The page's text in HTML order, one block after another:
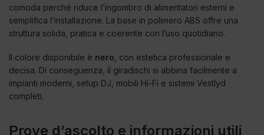
comoda perché riduce l’ingombro di alimentatori esterni e
semplifica l’installazione. La base in polimero ABS offre una
struttura solida, pratica e coerente con l’uso quotidiano.
Il colore disponibile è nero , con estetica professionale e
decisa. Di conseguenza, il giradischi si abbina facilmente a
impianti moderni, setup DJ, mobili Hi-Fi e sistemi Vestlyd
completi.
Prove d’ascolto e informazioni utili